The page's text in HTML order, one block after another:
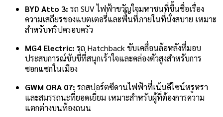
BYD Atto 3: รถ SUV ไฟฟ้าขวัญใจมหาชนที่ขึ้นชื่อเรื่อง
ความเสถียรของแบตเตอรี่และพื้นที่ภายในที่นั่งสบาย เหมาะ
สำหรับทริปครอบครัว
MG4 Electric: รถ Hatchback ขับเคลื่อนล้อหลังที่มอบ
ประสบการณ์ขับขี่ที่สนุกเร้าใจและคล่องตัวสูงสำหรับการ
ซอกแซกในเมือง
GWM ORA 07: รถสปอร์ตซีดานไฟฟ้าที่เน้นดีไซน์หรูหรา
และสมรรถนะที่ยอดเยี่ยม เหมาะสำหรับผู้ที่ต้องการความ
แตกต่างบนท้องถนน